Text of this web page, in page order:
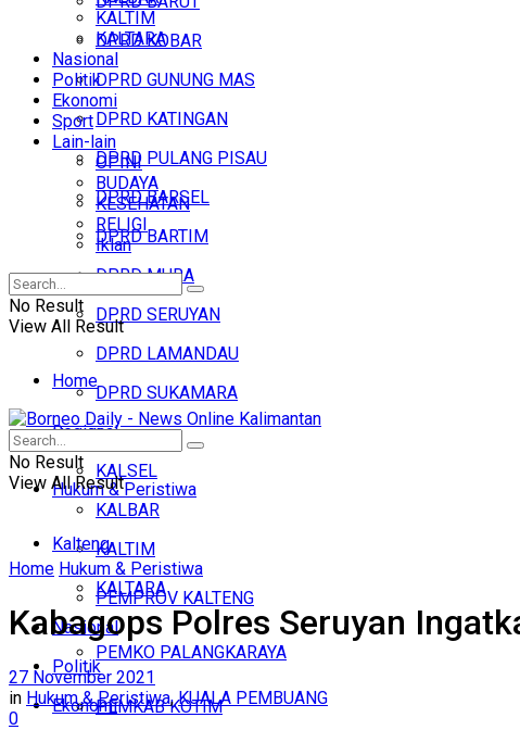
DPRD KOBAR
DPRD GUNUNG MAS
DPRD KATINGAN
DPRD PULANG PISAU
DPRD BARSEL
DPRD BARTIM
DPRD MURA
DPRD SERUYAN
DPRD LAMANDAU
DPRD SUKAMARA
Regional
KALSEL
KALBAR
KALTIM
KALTARA
Nasional
Politik
Ekonomi
KALTIM
KALTARA
Nasional
Politik
Ekonomi
Sport
Lain-lain
OPINI
BUDAYA
KESEHATAN
RELIGI
Iklan
No Result
View All Result
Home
Headline
Hukum & Peristiwa
Kalteng
PEMPROV KALTENG
PEMKO PALANGKARAYA
PEMKAB KOTIM
No Result
View All Result
Home Hukum & Peristiwa
Kabagops Polres Seruyan
27 November 2021
in Hukum & Peristiwa,KUALA PEMBUANG
0